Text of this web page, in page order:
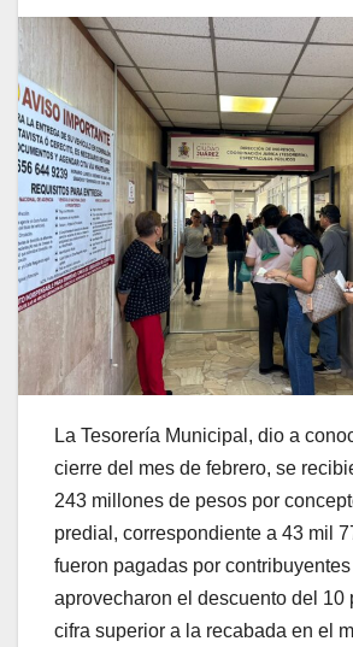
La Tesorería Municipal, dio a
cierre del mes de febrero, se
243 millones de pesos por
predial, correspondiente a 43 mil
fueron pagadas por
aprovecharon el descuento del 10
cifra superior a la recabada en el